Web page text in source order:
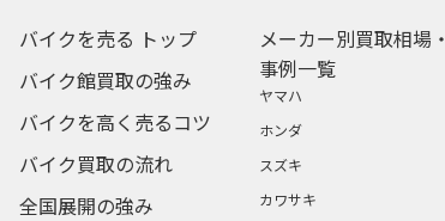
バイクを売る トップ
バイク館買取の強み
バイクを高く売るコツ
バイク買取の流れ
全国展開の強み
メーカー別買取相場・
事例一覧
ヤマハ
ホンダ
スズキ
カワサキ